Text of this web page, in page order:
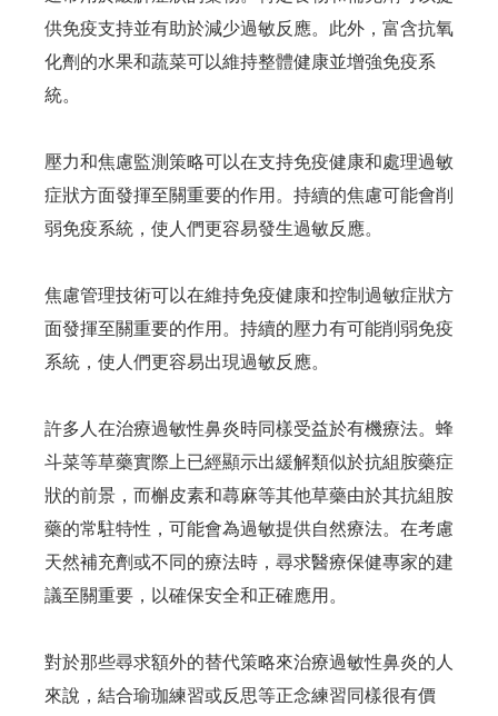
供免疫支持並有助於減少過敏反應。此外，富含抗氧
化劑的水果和蔬菜可以維持整體健康並增強免疫系
統。
壓力和焦慮監測策略可以在支持免疫健康和處理過敏
症狀方面發揮至關重要的作用。持續的焦慮可能會削
弱免疫系統，使人們更容易發生過敏反應。
焦慮管理技術可以在維持免疫健康和控制過敏症狀方
面發揮至關重要的作用。持續的壓力有可能削弱免疫
系統，使人們更容易出現過敏反應。
許多人在治療過敏性鼻炎時同樣受益於有機療法。蜂
斗菜等草藥實際上已經顯示出緩解類似於抗組胺藥症
狀的前景，而槲皮素和蕁麻等其他草藥由於其抗組胺
藥的常駐特性，可能會為過敏提供自然療法。在考慮
天然補充劑或不同的療法時，尋求醫療保健專家的建
議至關重要，以確保安全和正確應用。
對於那些尋求額外的替代策略來治療過敏性鼻炎的人
來說，結合瑜珈練習或反思等正念練習同樣很有價